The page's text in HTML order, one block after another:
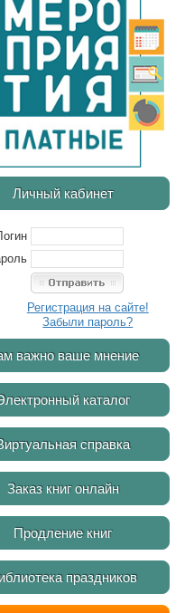
Личный кабинет
Регистрация на сайте!
Забыли пароль?
важно ваше мнение
каталог
справка
Заказ книг онлайн
Продление книг
праздников